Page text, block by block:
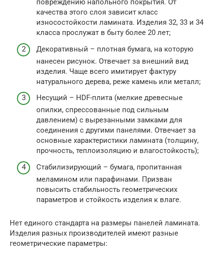
повреждению напольного покрытия. От
качества этого слоя зависит класс
износостойкости ламината. Изделия 32, 33 и 34
класса прослужат в быту более 20 лет;
Декоративный – плотная бумага, на которую
нанесен рисунок. Отвечает за внешний вид
изделия. Чаще всего имитирует фактуру
натурального дерева, реже камень или металл;
Несущий – HDF-плита (мелкие древесные
опилки, спрессованные под сильным
давлением) с вырезанными замками для
соединения с другими панелями. Отвечает за
основные характеристики ламината (толщину,
прочность, теплоизоляцию и влагостойкость);
Стабилизирующий – бумага, пропитанная
меламином или парафинами. Призван
повысить стабильность геометрических
параметров и стойкость изделия к влаге.
Нет единого стандарта на размеры панелей ламината.
Изделия разных производителей имеют разные
геометрические параметры: